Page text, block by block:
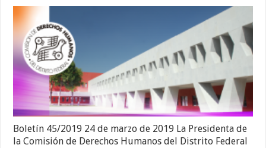
Boletín 45/2019 24 de marzo de 2019 La Presidenta de
la Comisión de Derechos Humanos del Distrito Federal